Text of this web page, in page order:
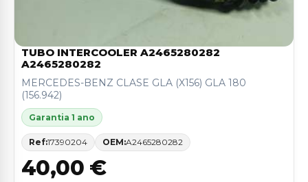
TUBO INTERCOOLER A2465280282
A2465280282
MERCEDES-BENZ CLASE GLA (X156) GLA 180
(156.942)
Garantia 1 ano
Ref:17390204 OEM:A2465280282
40,00 €